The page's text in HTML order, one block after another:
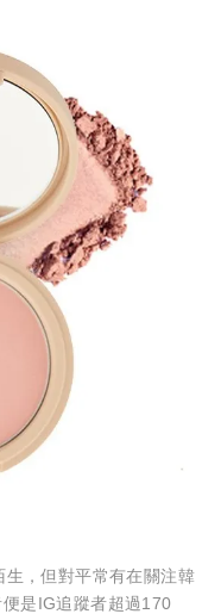
，但對平常有在關注韓
是IG追蹤者超過170